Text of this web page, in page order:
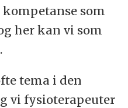
som
her kan vi som
tema i den
vi fysioterapeuter